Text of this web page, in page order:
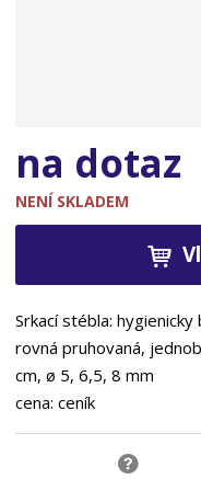
na dotaz
NENÍ SKLADEM
Srkací stébla:
rovná pruhovaná,
cm, ø 5, 6,5, 8 mm
cena: ceník